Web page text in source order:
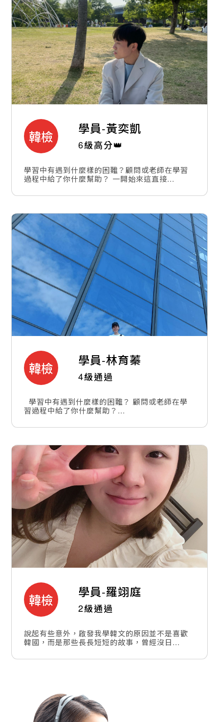
韓檢 學員-黃奕凱
6級高分👑
學習中有遇到什麼樣的困難？顧問或老師在學習
過程中給了你什麼幫助？ 一開始來這直接...
韓檢 學員-林育蓁
4級通過
學習中有遇到什麼樣的困難？ 顧問或老師在學
習過程中給了你什麼幫助？...
韓檢 學員-羅翊庭
2級通過
說起有些意外，啟發我學韓文的原因並不是喜歡
韓國，而是那些長長短短的故事，曾經沒日...